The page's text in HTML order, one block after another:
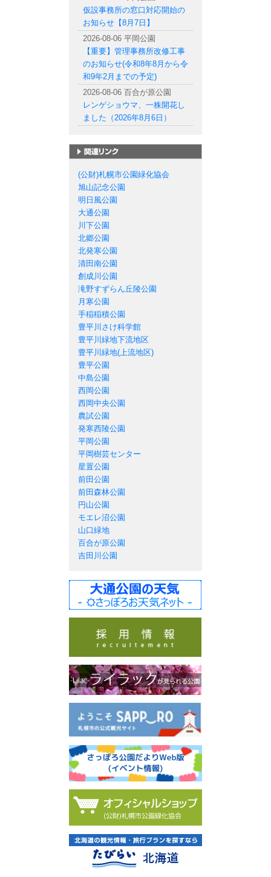
仮設事務所の窓口対応開始の
お知らせ【8月7日】
2026-08-06 平岡公園
【重要】管理事務所改修工事
のお知らせ(令和8年8月から令
和9年2月までの予定)
2026-08-06 百合が原公園
レンゲショウマ、一株開花し
ました（2026年8月6日）
(公財)札幌市公園緑化協会
旭山記念公園
明日風公園
大通公園
川下公園
北郷公園
北発寒公園
清田南公園
創成川公園
滝野すずらん丘陵公園
月寒公園
手稲稲積公園
豊平川さけ科学館
豊平川緑地下流地区
豊平川緑地(上流地区)
豊平公園
中島公園
西岡公園
西岡中央公園
農試公園
発寒西陵公園
平岡公園
平岡樹芸センター
星置公園
前田公園
前田森林公園
円山公園
モエレ沼公園
山口緑地
百合が原公園
吉田川公園